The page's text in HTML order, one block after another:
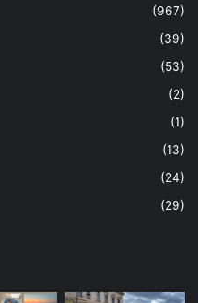
(967)
(39)
(53)
(2)
(1)
(13)
(24)
(29)